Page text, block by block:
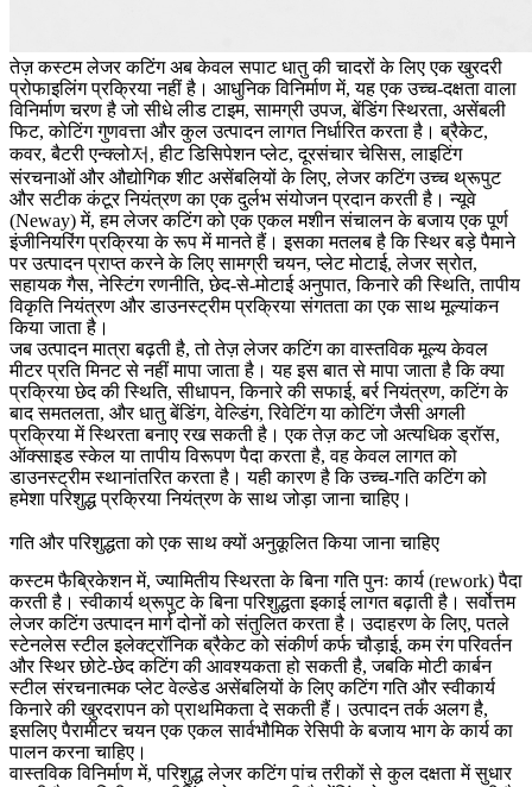
तेज़ कस्टम लेजर कटिंग अब केवल सपाट धातु की चादरों के लिए एक खुरदरी
प्रोफाइलिंग प्रक्रिया नहीं है। आधुनिक विनिर्माण में, यह एक उच्च-दक्षता वाला
विनिर्माण चरण है जो सीधे लीड टाइम, सामग्री उपज, बेंडिंग स्थिरता, असेंबली
फिट, कोटिंग गुणवत्ता और कुल उत्पादन लागत निर्धारित करता है। ब्रैकेट,
कवर, बैटरी एन्क्लो저, हीट डिसिपेशन प्लेट, दूरसंचार चेसिस, लाइटिंग
संरचनाओं और औद्योगिक शीट असेंबलियों के लिए,लेजर कटिंगउच्च थ्रूपुट
और सटीक कंटूर नियंत्रण का एक दुर्लभ संयोजन प्रदान करती है। न्यूवे
(Neway) में, हम लेजर कटिंग को एक एकल मशीन संचालन के बजाय एक पूर्ण
इंजीनियरिंग प्रक्रिया के रूप में मानते हैं। इसका मतलब है कि स्थिर बड़े पैमाने
पर उत्पादन प्राप्त करने के लिए सामग्री चयन, प्लेट मोटाई, लेजर स्रोत,
सहायक गैस, नेस्टिंग रणनीति, छेद-से-मोटाई अनुपात, किनारे की स्थिति, तापीय
विकृति नियंत्रण और डाउनस्ट्रीम प्रक्रिया संगतता का एक साथ मूल्यांकन
किया जाता है।
जब उत्पादन मात्रा बढ़ती है, तो तेज़ लेजर कटिंग का वास्तविक मूल्य केवल
मीटर प्रति मिनट से नहीं मापा जाता है। यह इस बात से मापा जाता है कि क्या
प्रक्रिया छेद की स्थिति, सीधापन, किनारे की सफाई, बर्र नियंत्रण, कटिंग के
बाद समतलता, औरधातु बेंडिंग, वेल्डिंग, रिवेटिंग या कोटिंग जैसी अगली
प्रक्रिया में स्थिरता बनाए रख सकती है। एक तेज़ कट जो अत्यधिक ड्रॉस,
ऑक्साइड स्केल या तापीय विरूपण पैदा करता है, वह केवल लागत को
डाउनस्ट्रीम स्थानांतरित करता है। यही कारण है कि उच्च-गति कटिंग को
हमेशा परिशुद्ध प्रक्रिया नियंत्रण के साथ जोड़ा जाना चाहिए।
गति और परिशुद्धता को एक साथ क्यों अनुकूलित किया जाना चाहिए
कस्टम फैब्रिकेशन में, ज्यामितीय स्थिरता के बिना गति पुनः कार्य (rework) पैदा
करती है। स्वीकार्य थ्रूपुट के बिना परिशुद्धता इकाई लागत बढ़ाती है। सर्वोत्तम
लेजर कटिंग उत्पादन मार्ग दोनों को संतुलित करता है। उदाहरण के लिए, पतले
स्टेनलेस स्टील इलेक्ट्रॉनिक ब्रैकेट को संकीर्ण कर्फ चौड़ाई, कम रंग परिवर्तन
और स्थिर छोटे-छेद कटिंग की आवश्यकता हो सकती है, जबकि मोटी कार्बन
स्टील संरचनात्मक प्लेट वेल्डेड असेंबलियों के लिए कटिंग गति और स्वीकार्य
किनारे की खुरदरापन को प्राथमिकता दे सकती हैं। उत्पादन तर्क अलग है,
इसलिए पैरामीटर चयन एक एकल सार्वभौमिक रेसिपी के बजाय भाग के कार्य का
पालन करना चाहिए।
वास्तविक विनिर्माण में, परिशुद्ध लेजर कटिंग पांच तरीकों से कुल दक्षता में सुधार